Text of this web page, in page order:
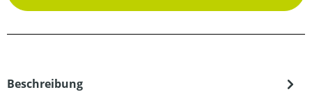
Beschreibung